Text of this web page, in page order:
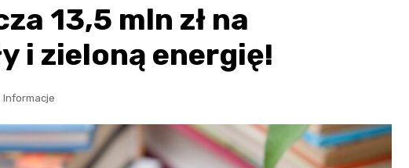
Szpital
Placówki POZ
Atrakcje
Zabytki
powiatu
13,5 mln zł na
i zieloną energię!
Informacje